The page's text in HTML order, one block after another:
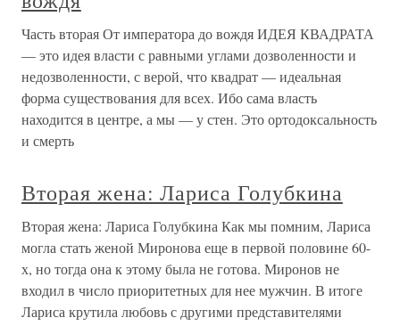
Часть вторая От императора до вождя ИДЕЯ КВАДРАТА
— это идея власти с равными углами дозволенности и
недозволенности, с верой, что квадрат — идеальная
форма существования для всех. Ибо сама власть
находится в центре, а мы — у стен. Это ортодоксальность
и смерть
Вторая жена: Лариса Голубкина
Вторая жена: Лариса Голубкина Как мы помним, Лариса
могла стать женой Миронова еще в первой половине 60-
х, но тогда она к этому была не готова. Миронов не
входил в число приоритетных для нее мужчин. В итоге
Лариса крутила любовь с другими представителями